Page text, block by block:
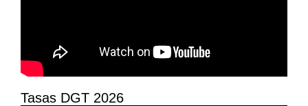
Tasas DGT 2026